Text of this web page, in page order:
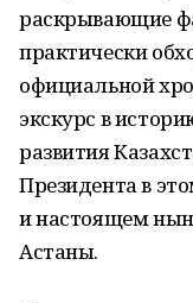
раскрывающие
практически
официальной
экскурс в
развития
Президента в
и настоящем
Астаны.